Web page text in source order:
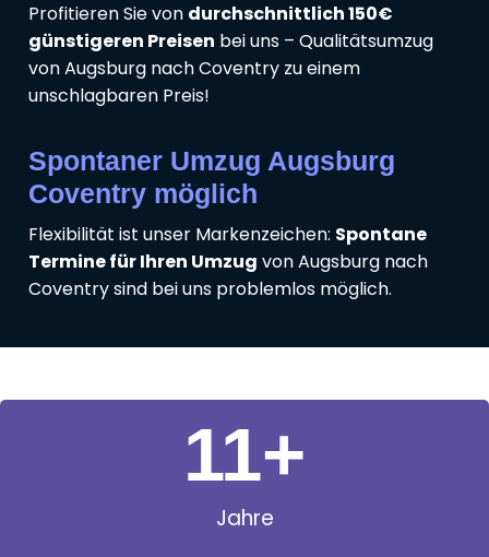
Profitieren Sie von durchschnittlich 150€
günstigeren Preisen bei uns – Qualitätsumzug
von Augsburg nach Coventry zu einem
unschlagbaren Preis!
Spontaner Umzug Augsburg
Coventry möglich
Flexibilität ist unser Markenzeichen: Spontane
Termine für Ihren Umzug von Augsburg nach
Coventry sind bei uns problemlos möglich.
Jahre
11+